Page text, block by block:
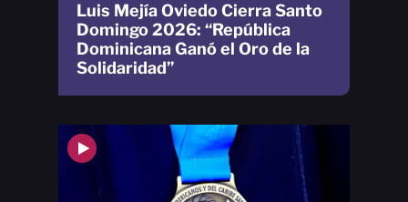
Luis Mejía Oviedo Cierra Santo
Domingo 2026: “República
Dominicana Ganó el Oro de la
Solidaridad”